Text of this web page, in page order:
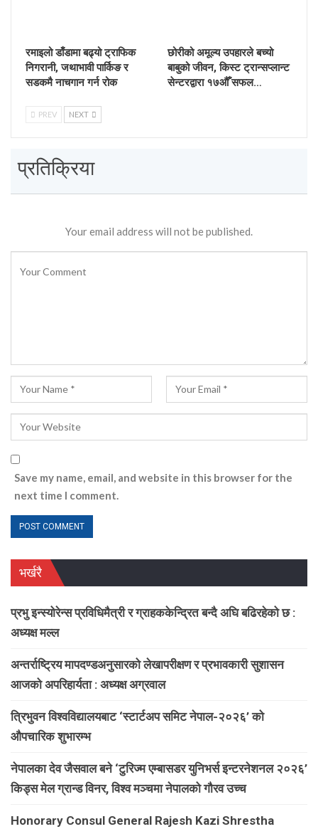
रमाइलो डाँडामा बढ्यो ट्राफिक
निगरानी, जथाभावी पार्किङ र
सडकमै नाचगान गर्न रोक
छोरीको अमूल्य उपहारले बच्यो
बाबुको जीवन, किस्ट ट्रान्सप्लान्ट
सेन्टरद्वारा १७औँ सफल…
PREV NEXT
प्रतिक्रिया
Your email address will not be published.
Save my name, email, and website in this browser for the
next time I comment.
भर्खरै
प्रभु इन्स्योरेन्स प्रविधिमैत्री र ग्राहककेन्द्रित बन्दै अघि बढिरहेको छ :
अध्यक्ष मल्ल
अन्तर्राष्ट्रिय मापदण्डअनुसारको लेखापरीक्षण र प्रभावकारी सुशासन
आजको अपरिहार्यता : अध्यक्ष अग्रवाल
त्रिभुवन विश्वविद्यालयबाट ‘स्टार्टअप समिट नेपाल-२०२६’ को
औपचारिक शुभारम्भ
नेपालका देव जैसवाल बने ‘टुरिज्म एम्बासडर युनिभर्स इन्टरनेशनल २०२६’
किड्स मेल ग्रान्ड विनर, विश्व मञ्चमा नेपालको गौरव उच्च
Honorary Consul General Rajesh Kazi Shrestha